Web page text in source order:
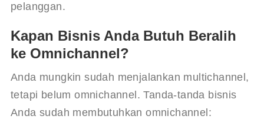
pelanggan.
Kapan Bisnis Anda Butuh Beralih
ke Omnichannel?
Anda mungkin sudah menjalankan multichannel,
tetapi belum omnichannel. Tanda-tanda bisnis
Anda sudah membutuhkan omnichannel: